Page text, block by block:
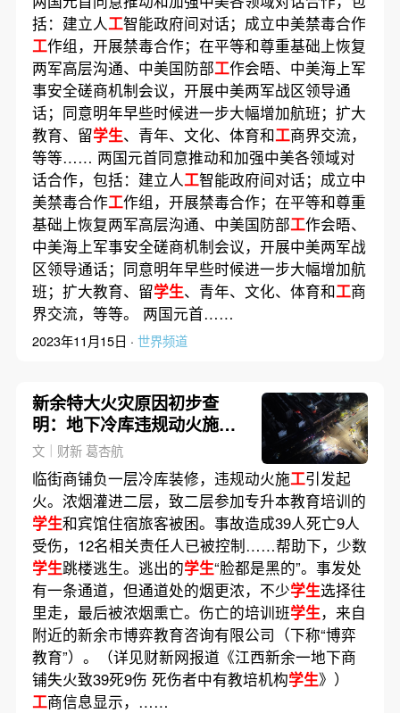
括：建立人工智能政府间对话；成立中美禁毒合作
工作组，开展禁毒合作；在平等和尊重基础上恢复
两军高层沟通、中美国防部工作会晤、中美海上军
事安全磋商机制会议，开展中美两军战区领导通
话；同意明年早些时候进一步大幅增加航班；扩大
教育、留学生、青年、文化、体育和工商界交流，
等等…… 两国元首同意推动和加强中美各领域对
话合作，包括：建立人工智能政府间对话；成立中
美禁毒合作工作组，开展禁毒合作；在平等和尊重
基础上恢复两军高层沟通、中美国防部工作会晤、
中美海上军事安全磋商机制会议，开展中美两军战
区领导通话；同意明年早些时候进一步大幅增加航
班；扩大教育、留学生、青年、文化、体育和工商
界交流，等等。 两国元首……
2023年11月15日 · 世界频道
新余特大火灾原因初步查
明：地下冷库违规动火施工
造成
文｜财新 葛杏航
临街商铺负一层冷库装修，违规动火施工引发起
火。浓烟灌进二层，致二层参加专升本教育培训的
学生和宾馆住宿旅客被困。事故造成39人死亡9人
受伤，12名相关责任人已被控制……帮助下，少数
学生跳楼逃生。逃出的学生“脸都是黑的”。事发处
有一条通道，但通道处的烟更浓，不少学生选择往
里走，最后被浓烟熏亡。伤亡的培训班学生，来自
附近的新余市博弈教育咨询有限公司（下称“博弈
教育”）。（详见财新网报道《江西新余一地下商
铺失火致39死9伤 死伤者中有教培机构学生》）
工商信息显示，……